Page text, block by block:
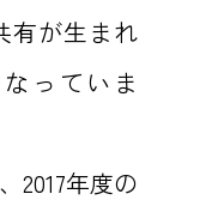
有が生まれ
っていま
2017年度の